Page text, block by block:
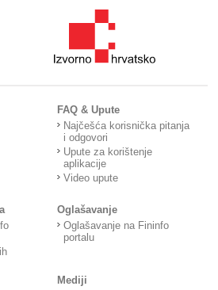
FAQ & Upute
Najčešća korisnička pitanja
i odgovori
Upute za korištenje
aplikacije
Video upute
Oglašavanje
Oglašavanje na Fininfo
portalu
Mediji